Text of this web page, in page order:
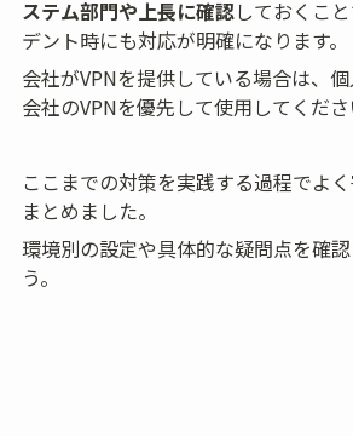
ステム部門や上長に確認しておくこ
デント時にも対応が明確になります。
会社がVPNを提供している場合は、
会社のVPNを優先して使用してくださ
ここまでの対策を実践する過程でよ
まとめました。
環境別の設定や具体的な疑問点を確
う。